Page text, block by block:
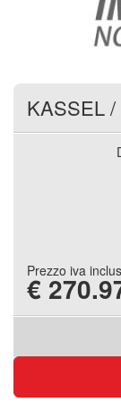
KASSEL/
Prezzo iva
€